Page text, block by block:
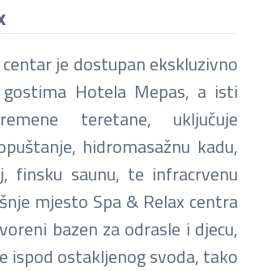
je dostupan ekskluzivno
Hotela Mepas, a isti
teretane, uključuje
hidromasažnu kadu,
finsku saunu, te infracrvenu
mjesto Spa & Relax centra
bazen za odrasle i djecu,
ispod ostakljenog svoda, tako